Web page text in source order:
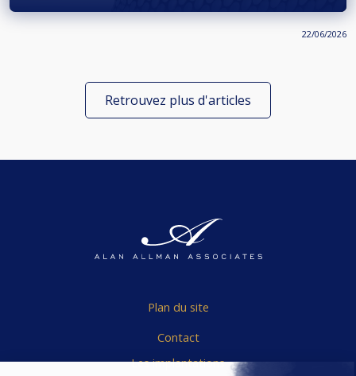
22/06/2026
Retrouvez plus d'articles
Plan du site
Contact
Les implantations